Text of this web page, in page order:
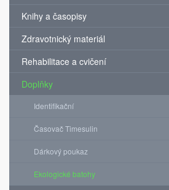
Knihy a časopisy
Zdravotnický materiál
Rehabilitace a cvičení
Doplňky
Identifikační
Časovač Timesulin
Dárkový poukaz
Ekologické batohy